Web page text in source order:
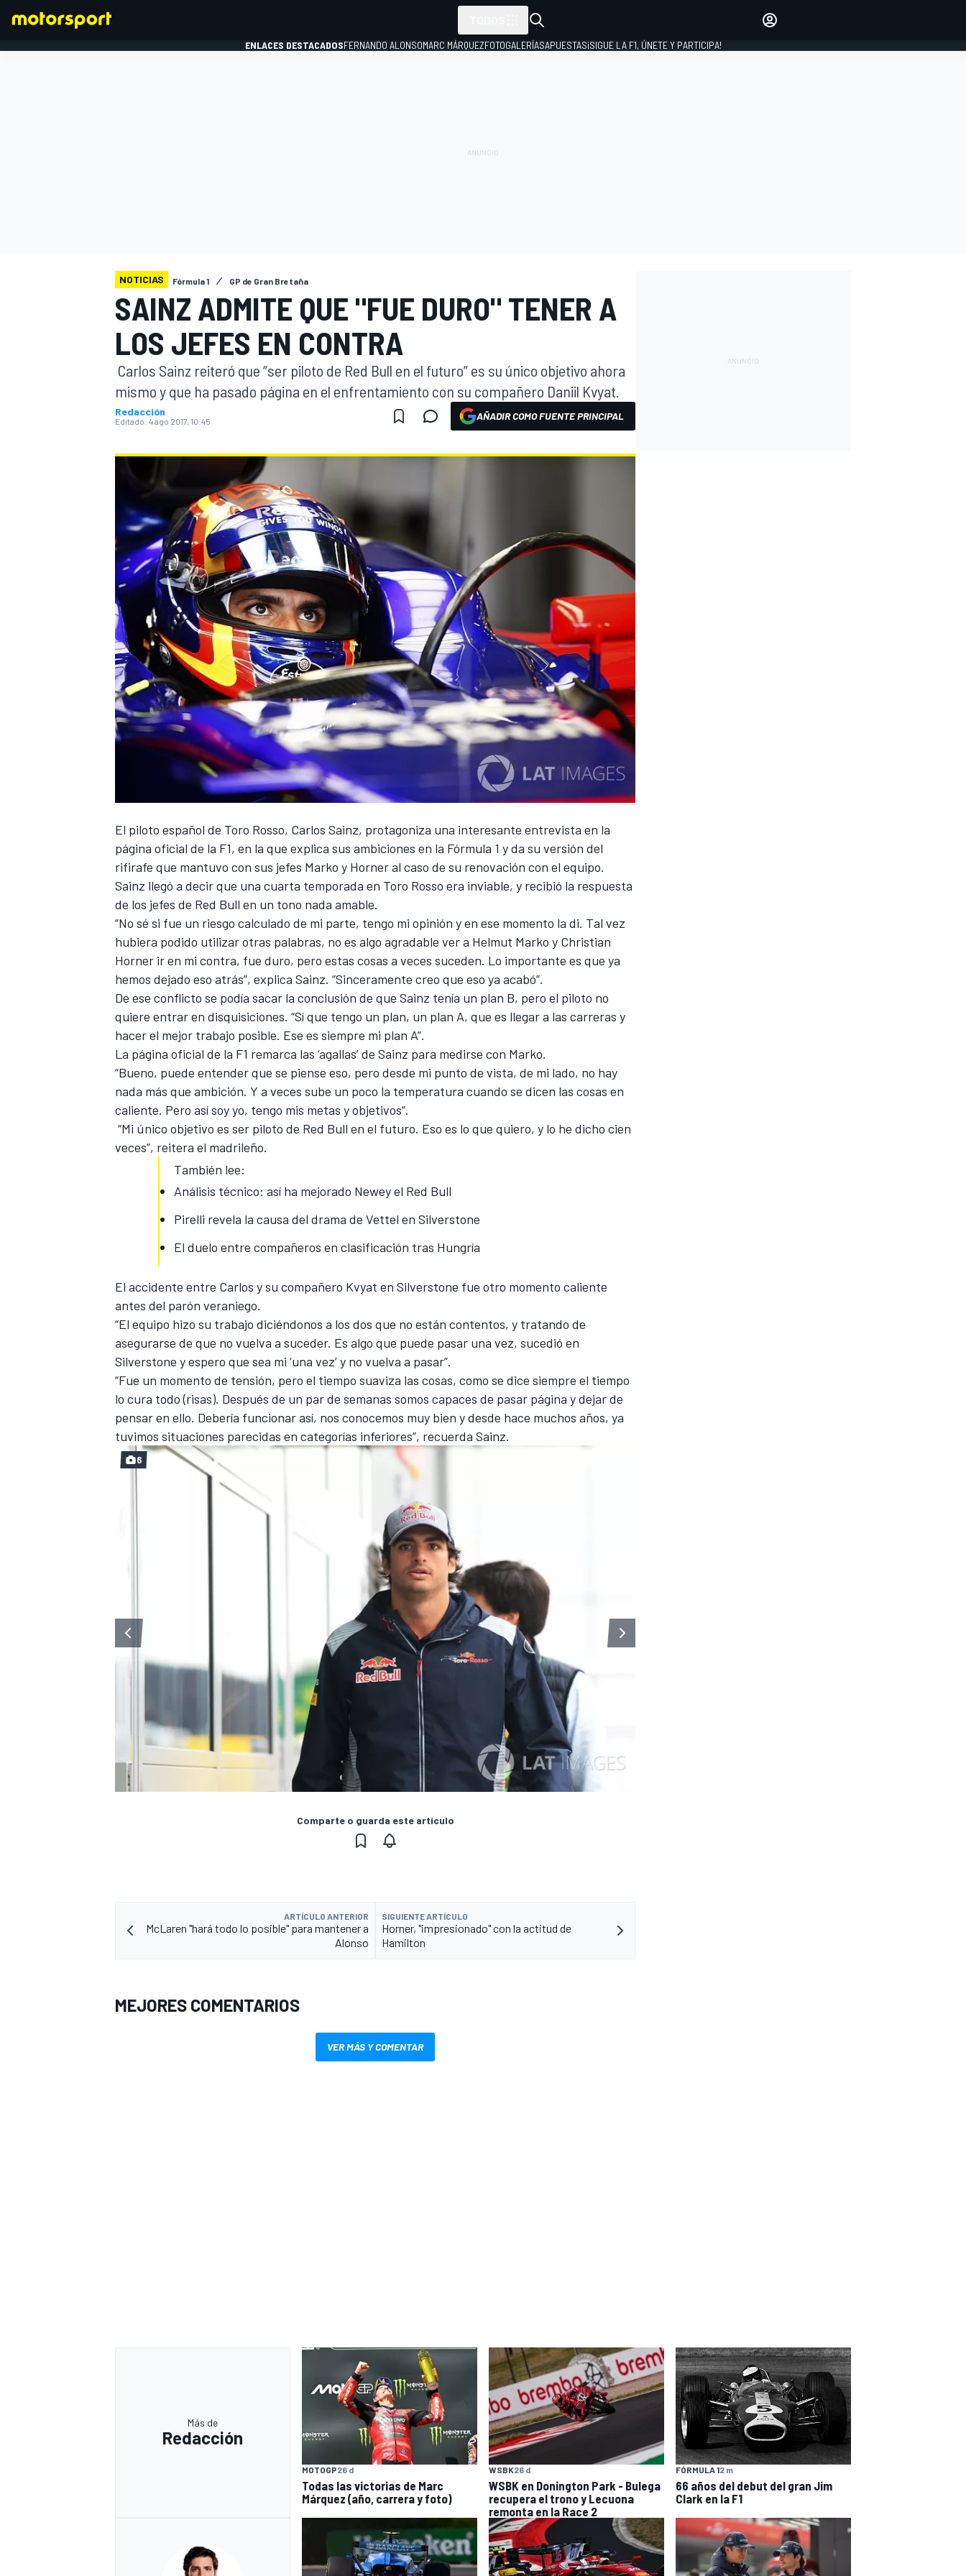
WEC FÓRMULA E
ENLACES DESTACADOSFERNANDO ALONSOMARC MÁRQUEZFOTOGALERÍASAPUESTAS¡SIGUE LA F1, ÚNETE Y PARTICIPA!
NOTICIAS Fórmula 1 GP de Gran Bretaña
SAINZ ADMITE QUE "FUE DURO" TENER A
LOS JEFES EN CONTRA
Carlos Sainz reiteró que “ser piloto de Red Bull en el futuro” es su único objetivo ahora
mismo y que ha pasado página en el enfrentamiento con su compañero Daniil Kvyat.
Redacción
Editado: 4 ago 2017, 10:45 AÑADIR COMO FUENTE PRINCIPAL
El piloto español de Toro Rosso, Carlos Sainz, protagoniza una interesante entrevista en la
página oficial de la F1, en la que explica sus ambiciones en la Fórmula 1 y da su versión del
rifirafe que mantuvo con sus jefes Marko y Horner al caso de su renovación con el equipo.
Sainz llegó a decir que una cuarta temporada en Toro Rosso era inviable, y recibió la respuesta
de los jefes de Red Bull en un tono nada amable.
“No sé si fue un riesgo calculado de mi parte, tengo mi opinión y en ese momento la di. Tal vez
hubiera podido utilizarotras palabras, no es algo agradable ver a Helmut Marko y Christian
Horner ir en mi contra, fue duro, pero estas cosas a veces suceden. Lo importante es que ya
hemos dejado eso atrás”, explica Sainz. “Sinceramente creo que eso ya acabó”.
De ese conflicto se podía sacar la conclusión de que Sainz tenía un plan B, pero el piloto no
quiere entrar en disquisiciones. “Sí que tengo un plan, un plan A, que es llegar a las carreras y
hacer el mejor trabajo posible. Ese es siempre mi plan A”.
La página oficial de la F1 remarca las ‘agallas’ de Sainz para medirse con Marko.
“Bueno, puede entender que se piense eso, pero desde mi punto de vista, de mi lado, no hay
nada más que ambición. Y a veces sube un poco la temperatura cuando se dicen las cosas en
caliente. Pero así soy yo, tengo mis metas y objetivos”.
“Mi único objetivo es ser piloto de Red Bull en el futuro. Eso es lo que quiero, y lo he dicho cien
veces”, reitera el madrileño.
También lee:
Análisis técnico: así ha mejorado Newey el Red Bull
Pirelli revela la causa del drama de Vettel en Silverstone
El duelo entre compañeros en clasificación tras Hungría
El accidente entre Carlos y su compañero Kvyat en Silverstone fue otro momento caliente
antes del parón veraniego.
“El equipo hizo su trabajo diciéndonos a los dos que no están contentos, y tratando de
asegurarse de que no vuelva a suceder. Es algo que puede pasar una vez, sucedió en
Silverstone y espero que sea mi ‘una vez’ y no vuelva a pasar”.
“Fue un momento de tensión, pero el tiempo suaviza las cosas, como se dice siempre el tiempo
lo cura todo (risas). Después de un par de semanas somos capaces de pasar página y dejar de
pensar en ello. Debería funcionar así, nos conocemos muy bien y desde hace muchos años, ya
tuvimos situaciones parecidas en categorías inferiores”, recuerda Sainz.
6
Comparte o guarda este artículo
ARTÍCULO ANTERIOR
McLaren "hará todo lo posible" para mantener a
Alonso
SIGUIENTE ARTÍCULO
Horner, "impresionado" con la actitud de
Hamilton
MEJORES COMENTARIOS
VER MÁS Y COMENTAR
Más de
Redacción
MOTOGP26 d
Todas las victorias de Marc
Márquez (año, carrera y foto)
WSBK26 d
WSBK en Donington Park - Bulega
recupera el trono y Lecuona
remonta en la Race 2
FÓRMULA 12 m
66 años del debut del gran Jim
Clark en la F1